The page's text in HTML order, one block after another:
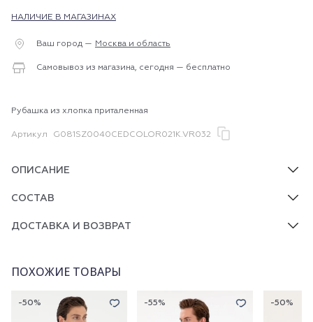
НАЛИЧИЕ В МАГАЗИНАХ
Ваш город — Москва и область
Самовывоз из магазина, сегодня — бесплатно
Рубашка из хлопка приталенная
Артикул G081SZ0040CEDCOLOR021K.VR032
ОПИСАНИЕ
СОСТАВ
ДОСТАВКА И ВОЗВРАТ
ПОХОЖИЕ ТОВАРЫ
-50% -55% -50%